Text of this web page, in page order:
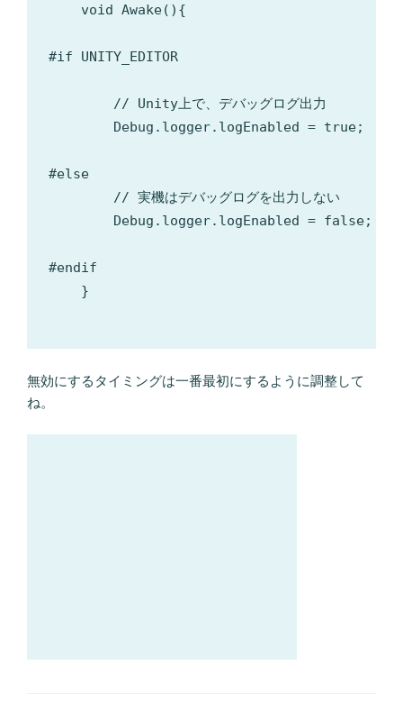
    void Awake(){
#if UNITY_EDITOR
        // Unity上で、デバッグログ出力
        Debug.logger.logEnabled = true;
#else
        // 実機はデバッグログを出力しない
        Debug.logger.logEnabled = false;
#endif
    }
無効にするタイミングは一番最初にするように調整して
ね。